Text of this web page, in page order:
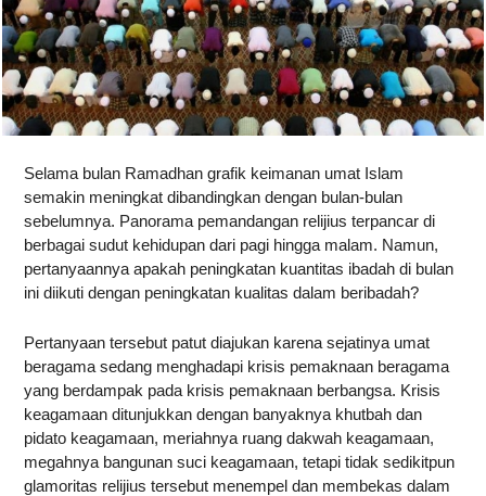
Selama bulan Ramadhan grafik keimanan umat Islam
semakin meningkat dibandingkan dengan bulan-bulan
sebelumnya. Panorama pemandangan relijius terpancar di
berbagai sudut kehidupan dari pagi hingga malam. Namun,
pertanyaannya apakah peningkatan kuantitas ibadah di bulan
ini diikuti dengan peningkatan kualitas dalam beribadah?
Pertanyaan tersebut patut diajukan karena sejatinya umat
beragama sedang menghadapi krisis pemaknaan beragama
yang berdampak pada krisis pemaknaan berbangsa. Krisis
keagamaan ditunjukkan dengan banyaknya khutbah dan
pidato keagamaan, meriahnya ruang dakwah keagamaan,
megahnya bangunan suci keagamaan, tetapi tidak sedikitpun
glamoritas relijius tersebut menempel dan membekas dalam